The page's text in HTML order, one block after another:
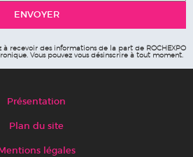
à recevoir des informations de la part de ROCHEXPO
Vous pouvez vous désinscrire à tout moment.
Présentation
Plan du site
Mentions légales